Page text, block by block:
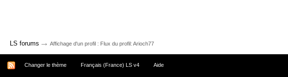
LS forums → Affichage d'un profil : Flux du profil: Arioch77
Changer le thème Français (France) LS v4 Aide